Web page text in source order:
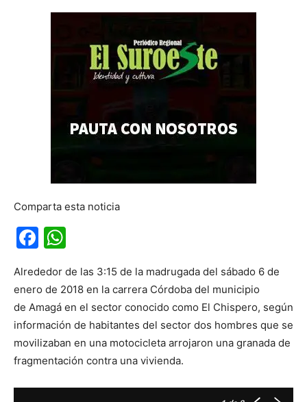
Comparta esta noticia
Facebook
Alrededor de las 3:15 de la madrugada del sábado 6 de
enero de 2018 en la carrera Córdoba del municipio
de Amagá en el sector conocido como El Chispero, según
información de habitantes del sector dos hombres que se
movilizaban en una motocicleta arrojaron una granada de
fragmentación contra una vivienda.